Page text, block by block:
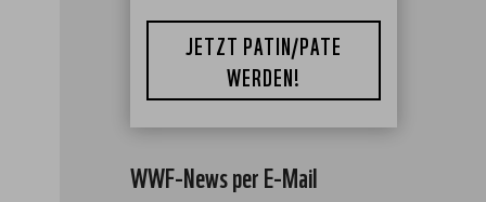
JETZT PATIN/PATE
WERDEN!
WWF-News per E-Mail